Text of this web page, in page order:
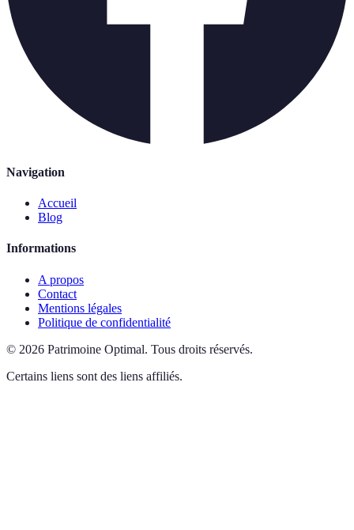
Navigation
Accueil
Blog
Informations
A propos
Contact
Mentions légales
Politique de confidentialité
© 2026 Patrimoine Optimal. Tous droits réservés.
Certains liens sont des liens affiliés.